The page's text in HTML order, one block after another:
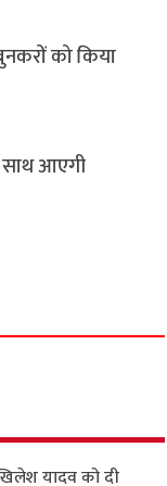
को किया
साथ आएगी
यादव को दी